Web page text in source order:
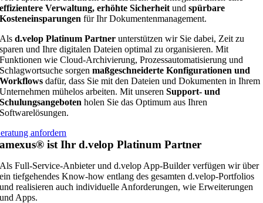
effizientere Verwaltung, erhöhte Sicherheit undspürbare
Kosteneinsparungen für Ihr Dokumentenmanagement.
Alsd.velop Platinum Partner unterstützen wir Sie dabei, Zeit zu
sparen und Ihre digitalen Dateien optimal zu organisieren. Mit
Funktionen wie Cloud-Archivierung, Prozessautomatisierung und
Schlagwortsuche sorgen maßgeschneiderte Konfigurationen und
Workflows dafür, dass Sie mit den Dateien und Dokumenten in Ihrem
Unternehmen mühelos arbeiten. Mit unserenSupport- und
Schulungsangeboten holen Sie das Optimum aus Ihren
Softwarelösungen.
anfordern
amexus® ist Ihr d.velop Platinum Partner
Als Full-Service-Anbieter und d.velop App-Builder verfügen wir über
ein tiefgehendes Know-how entlang des gesamten d.velop-Portfolios
und realisieren auch individuelle Anforderungen, wie Erweiterungen
und Apps.